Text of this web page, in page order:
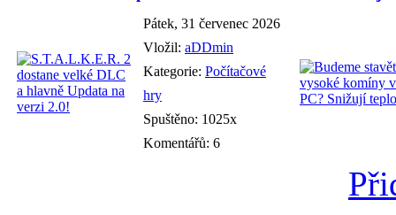
Pátek, 31 červenec 2026
Vložil: aDDmin
Kategorie: Počítačové
hry
Spuštěno: 1025x
Komentářů: 6